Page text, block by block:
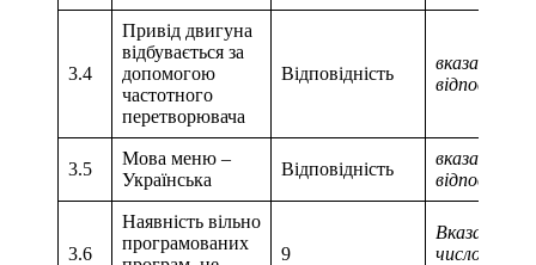
3.4
Привід двигуна
відбувається за
допомогою
частотного
перетворювача
Відповідність
вказати
3.5
Мова меню –
Українська
Відповідність
вказати
3.6
Наявність вільно
програмованих
9
Вказати
числове